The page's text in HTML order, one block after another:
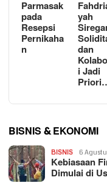
Parmasak
pada
Resepsi
Pernikaha
n
yah
dan
i Jadi
BISNIS & EKONOMI
BISNIS 6
Kebiasaan
Dimulai di